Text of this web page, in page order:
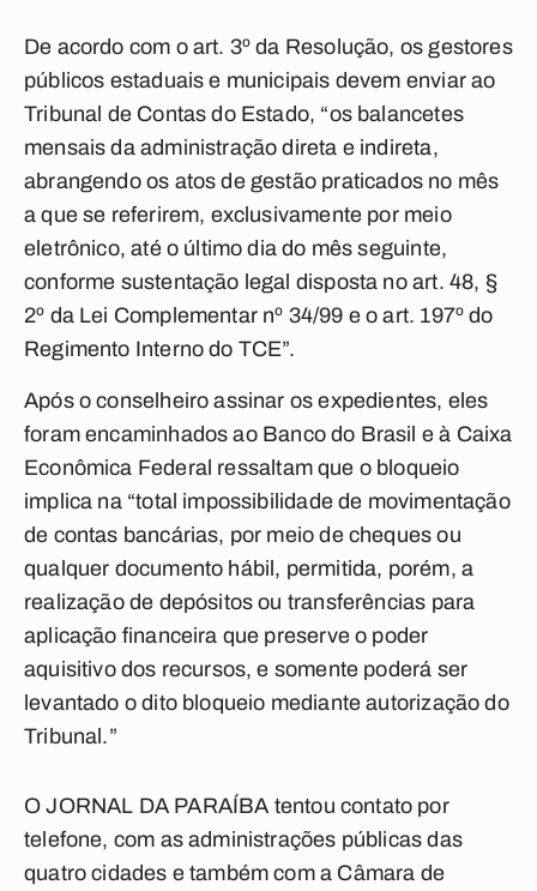
De acordo com o art. 3º da Resolução, os gestores
públicos estaduais e municipais devem enviar ao
Tribunal de Contas do Estado, “os balancetes
mensais da administração direta e indireta,
abrangendo os atos de gestão praticados no mês
a que se referirem, exclusivamente por meio
eletrônico, até o último dia do mês seguinte,
conforme sustentação legal disposta no art. 48, §
2º da Lei Complementar nº 34/99 e o art. 197º do
Regimento Interno do TCE”.
Após o conselheiro assinar os expedientes, eles
foram encaminhados ao Banco do Brasil e à Caixa
Econômica Federal ressaltam que o bloqueio
implica na “total impossibilidade de movimentação
de contas bancárias, por meio de cheques ou
qualquer documento hábil, permitida, porém, a
realização de depósitos ou transferências para
aplicação financeira que preserve o poder
aquisitivo dos recursos, e somente poderá ser
levantado o dito bloqueio mediante autorização do
Tribunal.”
OJORNAL DA PARAÍBA tentou contato por
telefone, com as administrações públicas das
quatro cidades e também com a Câmara de